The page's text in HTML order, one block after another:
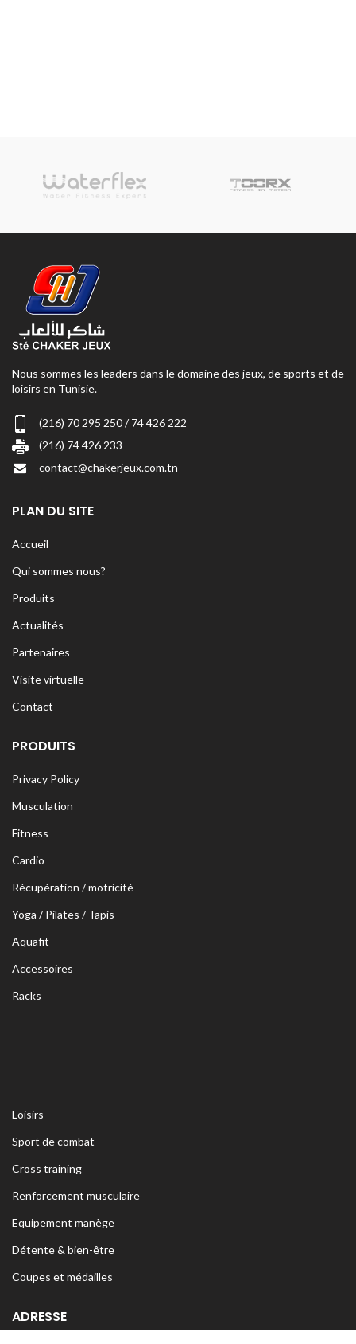
Nous sommes les leaders dans le domaine des jeux, de sports et de
loisirs en Tunisie.
(216) 70 295 250 / 74 426 222
(216) 74 426 233
contact@chakerjeux.com.tn
PLAN DU SITE
Accueil
Qui sommes nous?
Produits
Actualités
Partenaires
Visite virtuelle
Contact
PRODUITS
Privacy Policy
Musculation
Fitness
Cardio
Récupération / motricité
Yoga / Pilates / Tapis
Aquafit
Accessoires
Racks
Loisirs
Sport de combat
Cross training
Renforcement musculaire
Equipement manège
Détente & bien-être
Coupes et médailles
ADRESSE